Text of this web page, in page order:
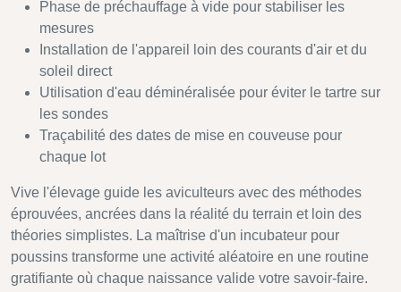
Phase de préchauffage à vide pour stabiliser les
mesures
Installation de l'appareil loin des courants d'air et du
soleil direct
Utilisation d'eau déminéralisée pour éviter le tartre sur
les sondes
Traçabilité des dates de mise en couveuse pour
chaque lot
Vive l'élevage guide les aviculteurs avec des méthodes
éprouvées, ancrées dans la réalité du terrain et loin des
théories simplistes. La maîtrise d'un incubateur pour
poussins transforme une activité aléatoire en une routine
gratifiante où chaque naissance valide votre savoir-faire.